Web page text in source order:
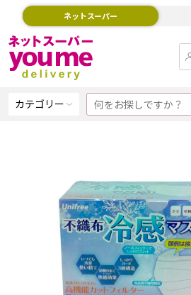
ネットスーパー
カテゴリー